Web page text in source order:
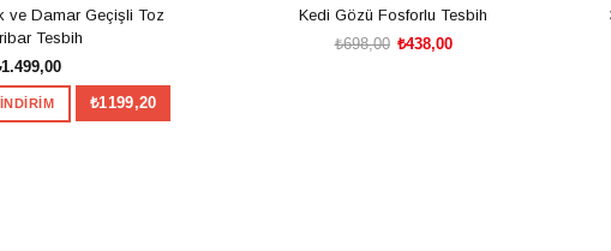
ve Damar Geçişli Toz
Tesbih
₺1199,20
Kedi Gözü Fosforlu Tesbih
₺438,00
₺698,00